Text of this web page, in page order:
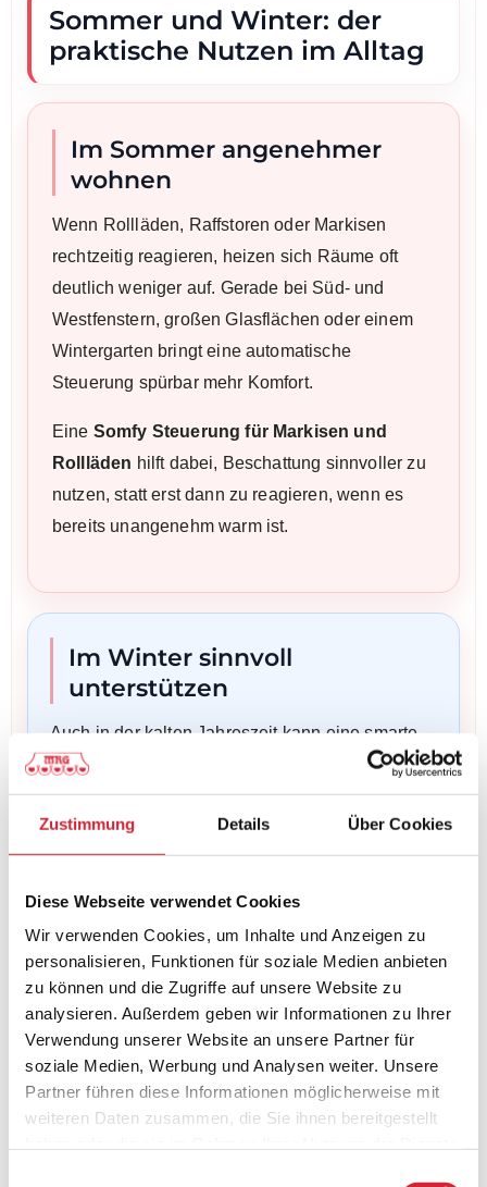
Zustimmung Details Über Cookies
Diese Webseite verwendet Cookies
Wir verwenden Cookies, um Inhalte und Anzeigen zu
personalisieren, Funktionen für soziale Medien anbieten
zu können und die Zugriffe auf unsere Website zu
analysieren. Außerdem geben wir Informationen zu Ihrer
Verwendung unserer Website an unsere Partner für
soziale Medien, Werbung und Analysen weiter. Unsere
Partner führen diese Informationen möglicherweise mit
weiteren Daten zusammen, die Sie ihnen bereitgestellt
Sommer und Winter: der
praktische Nutzen im Alltag
Im Sommer angenehmer
wohnen
Wenn Rollläden, Raffstoren oder Markisen
rechtzeitig reagieren, heizen sich Räume oft
deutlich weniger auf. Gerade bei Süd- und
Westfenstern, großen Glasflächen oder einem
Wintergarten bringt eine automatische
Steuerung spürbar mehr Komfort.
Eine Somfy Steuerung für Markisen und
Rollläden hilft dabei, Beschattung sinnvoller zu
nutzen, statt erst dann zu reagieren, wenn es
bereits unangenehm warm ist.
Im Winter sinnvoll
unterstützen
Auch in der kalten Jahreszeit kann eine smarte
Rollladensteuerung praktisch sein. Tagsüber
lässt sich Sonnenlicht gezielter nutzen, abends
schließen die Rollläden passend und
unterstützen so ein angenehmeres Wohngefühl.
Besonders bei mehreren Fenstern oder größeren
Wohnbereichen ist das im Alltag deutlich
komfortabler als eine rein manuelle Bedienung.
Lässt sich eine Smart Home